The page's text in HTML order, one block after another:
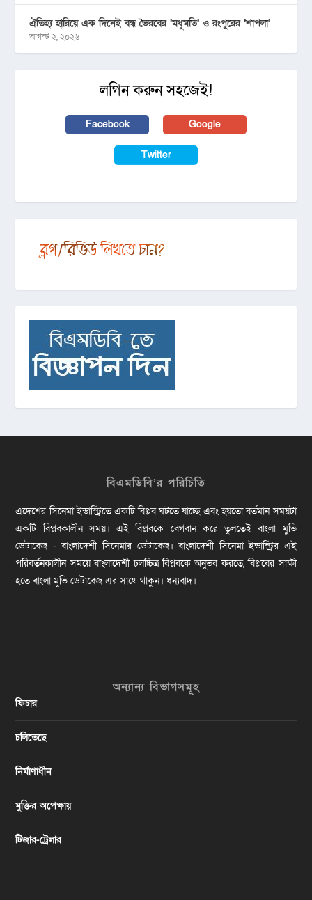
ঐতিহ্য হারিয়ে এক দিনেই বন্ধ ভৈরবের ‘মধুমতি’ ও রংপুরের ‘শাপলা’
আগস্ট ২, ২০২৬
লগিন করুন সহজেই!
Facebook Google
Twitter
বিএমডিবি’র পরিচিতি
এদেশের সিনেমা ইন্ডাস্ট্রিতে একটি বিপ্লব ঘটতে যাচ্ছে এবং হয়তো বর্তমান সময়টা
একটি বিপ্লবকালীন সময়। এই বিপ্লবকে বেগবান করে তুলতেই বাংলা মুভি
ডেটাবেজ - বাংলাদেশী সিনেমার ডেটাবেজ। বাংলাদেশী সিনেমা ইন্ডাস্ট্রির এই
পরিবর্তনকালীন সময়ে বাংলাদেশী চলচ্চিত্র বিপ্লবকে অনুভব করতে, বিপ্লবের সাক্ষী
হতে বাংলা মুভি ডেটাবেজ এর সাথে থাকুন। ধন্যবাদ।
অন্যান্য বিভাগসমূহ
ফিচার
চলিতেছে
নির্মাণাধীন
মুক্তির অপেক্ষায়
টিজার-ট্রেলার